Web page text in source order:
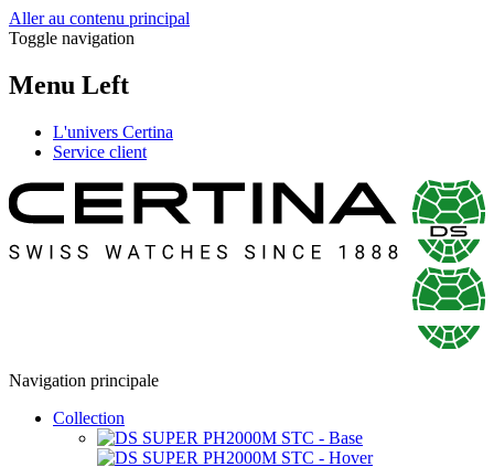
Aller au contenu principal
Toggle navigation
Menu Left
L'univers Certina
Service client
Navigation principale
Collection